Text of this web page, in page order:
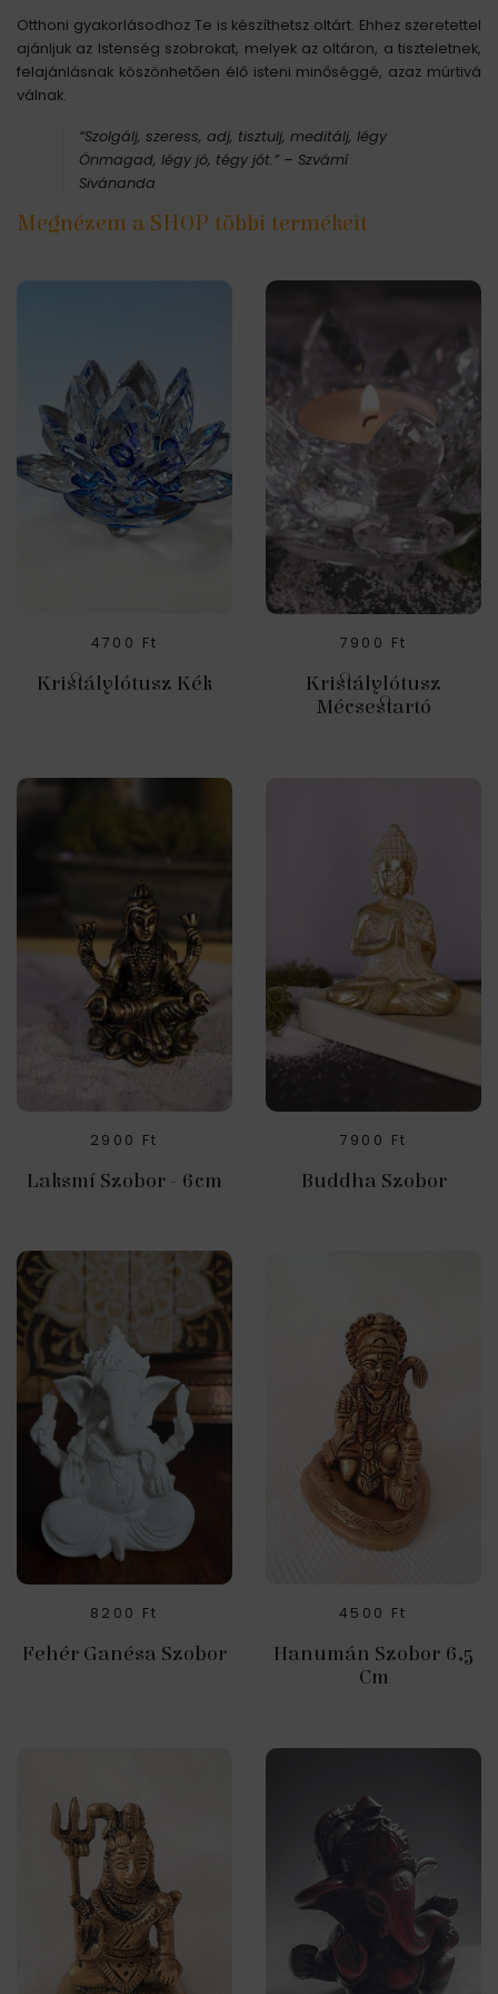
Otthoni gyakorlásodhoz Te is készíthetsz oltárt. Ehhez szeretettel
ajánljuk az Istenség szobrokat, melyek az oltáron, a tiszteletnek,
felajánlásnak köszönhetően élő isteni minőséggé, azaz múrtivá
válnak.
“Szolgálj, szeress, adj, tisztulj, meditálj, légy
Önmagad, légy jó, tégy jót.” – Szvámí
Sivánanda
Megnézem a SHOP többi termékeit
4700 Ft
Kristálylótusz Kék
7900 Ft
Kristálylótusz
Mécsestartó
2900 Ft
Laksmí Szobor - 6cm
7900 Ft
Buddha Szobor
8200 Ft
Fehér Ganésa Szobor
4500 Ft
Hanumán Szobor 6,5
Cm